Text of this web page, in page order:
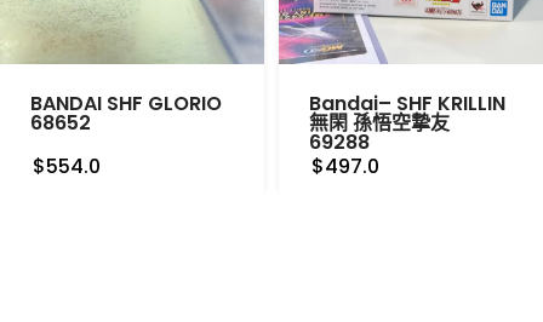
BANDAI SHF GLORIO
68652
$554.0
Bandai– SHF KRILLIN
無閑 孫悟空摯友
69288
$497.0